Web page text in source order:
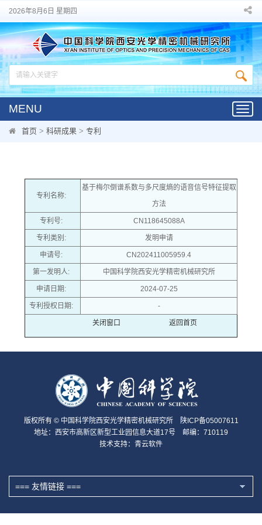
2026年8月6日 星期四
MENU
首页 > 科研成果 > 专利
专利名称:
基于梅尔倒谱系数与多尺度熵的语音信号特征提取
方法
专利号: CN118645088A
专利类别: 发明申请
申请号: CN202411005959.4
第一发明人: 中国科学院西安光学精密机械研究所
申请日期: 2024-07-25
专利授权日期: -
关闭窗口 返回首页
版权所有 © 中国科学院西安光学精密机械研究所 陕ICP备05007611
地址：西安市高新区新型工业园信息大道17号 邮编：710119
技术支持： 青云软件
=== 友情链接 ===